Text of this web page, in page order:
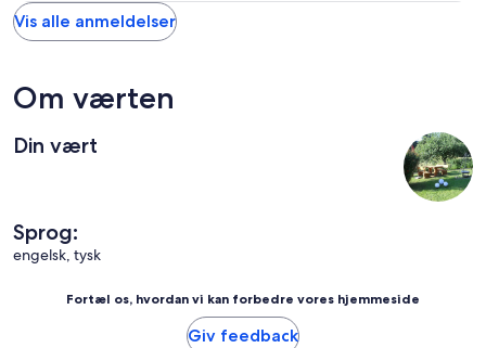
Vis alle anmeldelser
Om værten
Din vært
Sprog:
engelsk, tysk
Fortæl os, hvordan vi kan forbedre vores hjemmeside
Giv feedback